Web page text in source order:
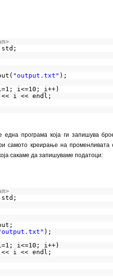
std;
"output.txt" );
i<=10; i++)
i << endl;
програма која ги запишува
самото креирање на променливата
сакаме да запишуваме податоци:
std;
);
i<=10; i++)
i << endl;